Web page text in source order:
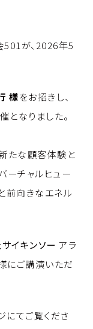
が、2026年5
様をお招きし、
となりました。
たな顧客体験と
ーチャルヒュー
前向きなエネル
イキンソー アラ
にご講演いただ
にてご覧くださ